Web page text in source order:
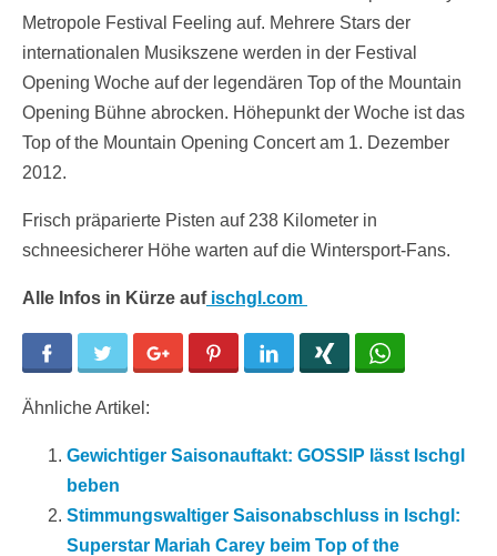
Metropole Festival Feeling auf. Mehrere Stars der
internationalen Musikszene werden in der Festival
Opening Woche auf der legendären Top of the Mountain
Opening Bühne abrocken. Höhepunkt der Woche ist das
Top of the Mountain Opening Concert am 1. Dezember
2012.
Frisch präparierte Pisten auf 238 Kilometer in
schneesicherer Höhe warten auf die Wintersport-Fans.
Alle Infos in Kürze aufischgl.com
Facebook Twitter Google+ Pinterest LinkedIn
Ähnliche Artikel:
Gewichtiger Saisonauftakt: GOSSIP lässt Ischgl
beben
Stimmungswaltiger Saisonabschluss in Ischgl:
Superstar Mariah Carey beim Top of the